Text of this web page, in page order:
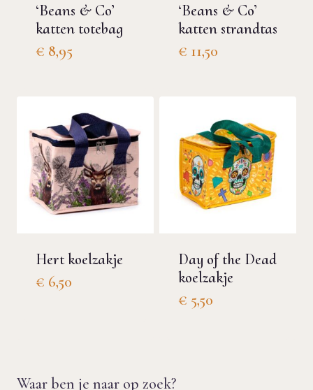
‘Beans & Co’
katten totebag
€ 8,95
‘Beans & Co’
katten strandtas
€ 11,50
Hert koelzakje
€ 6,50
Day of the Dead
koelzakje
€ 5,50
Waar ben je naar op zoek?